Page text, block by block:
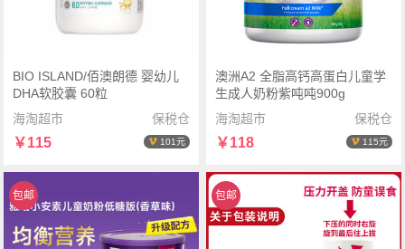
BIO ISLAND/佰澳朗德 婴幼儿
DHA软胶囊 60粒
海淘超市
保税仓
￥115 101元
澳洲A2 全脂高钙高蛋白儿童学
生成人奶粉紫吨吨900g
海淘超市
保税仓
￥118 115元
包邮 包邮